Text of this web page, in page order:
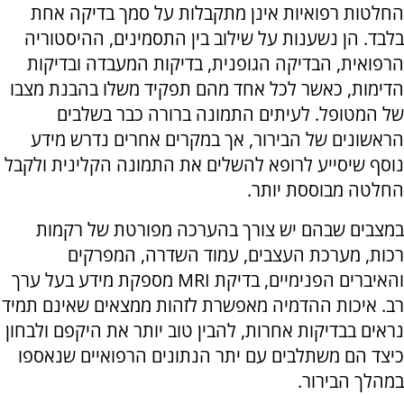
החלטות רפואיות אינן מתקבלות על סמך בדיקה אחת
בלבד. הן נשענות על שילוב בין התסמינים, ההיסטוריה
הרפואית, הבדיקה הגופנית, בדיקות המעבדה ובדיקות
הדימות, כאשר לכל אחד מהם תפקיד משלו בהבנת מצבו
של המטופל. לעיתים התמונה ברורה כבר בשלבים
הראשונים של הבירור, אך במקרים אחרים נדרש מידע
נוסף שיסייע לרופא להשלים את התמונה הקלינית ולקבל
החלטה מבוססת יותר.
במצבים שבהם יש צורך בהערכה מפורטת של רקמות
רכות, מערכת העצבים, עמוד השדרה, המפרקים
והאיברים הפנימיים, בדיקת MRI מספקת מידע בעל ערך
רב. איכות ההדמיה מאפשרת לזהות ממצאים שאינם תמיד
נראים בבדיקות אחרות, להבין טוב יותר את היקפם ולבחון
כיצד הם משתלבים עם יתר הנתונים הרפואיים שנאספו
במהלך הבירור.